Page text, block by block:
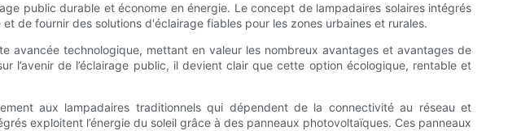
public durable et économe en énergie. Le concept de lampadaires solaires intégrés
de fournir des solutions d'éclairage fiables pour les zones urbaines et rurales.
technologique, mettant en valeur les nombreux avantages et avantages de
l’avenir de l’éclairage public, il devient clair que cette option écologique, rentable et
aux lampadaires traditionnels qui dépendent de la connectivité au réseau et
exploitent l’énergie du soleil grâce à des panneaux photovoltaïques. Ces panneaux